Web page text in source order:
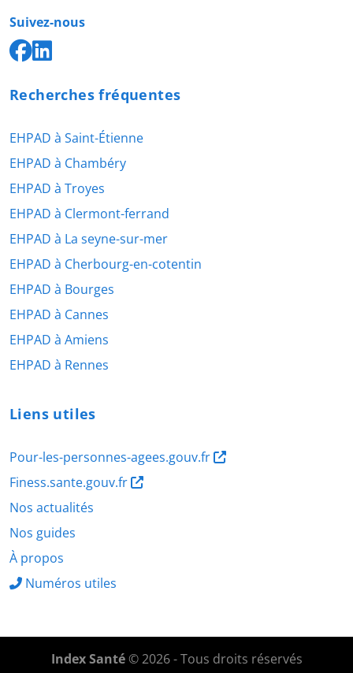
Suivez-nous
Recherches fréquentes
EHPAD à Saint-Étienne
EHPAD à Chambéry
EHPAD à Troyes
EHPAD à Clermont-ferrand
EHPAD à La seyne-sur-mer
EHPAD à Cherbourg-en-cotentin
EHPAD à Bourges
EHPAD à Cannes
EHPAD à Amiens
EHPAD à Rennes
Liens utiles
Pour-les-personnes-agees.gouv.fr
Finess.sante.gouv.fr
Nos actualités
Nos guides
À propos
Numéros utiles
Index Santé© 2026 - Tous droits réservés